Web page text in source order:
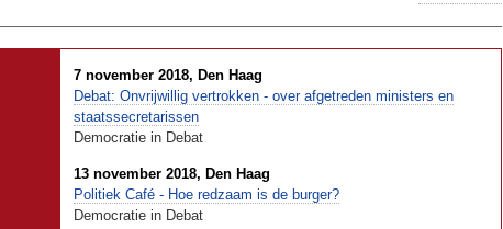
7 november 2018, Den Haag
Debat: Onvrijwillig vertrokken - over afgetreden ministers en
staatssecretarissen
Democratie in Debat
13 november 2018, Den Haag
Politiek Café - Hoe redzaam is de burger?
Democratie in Debat